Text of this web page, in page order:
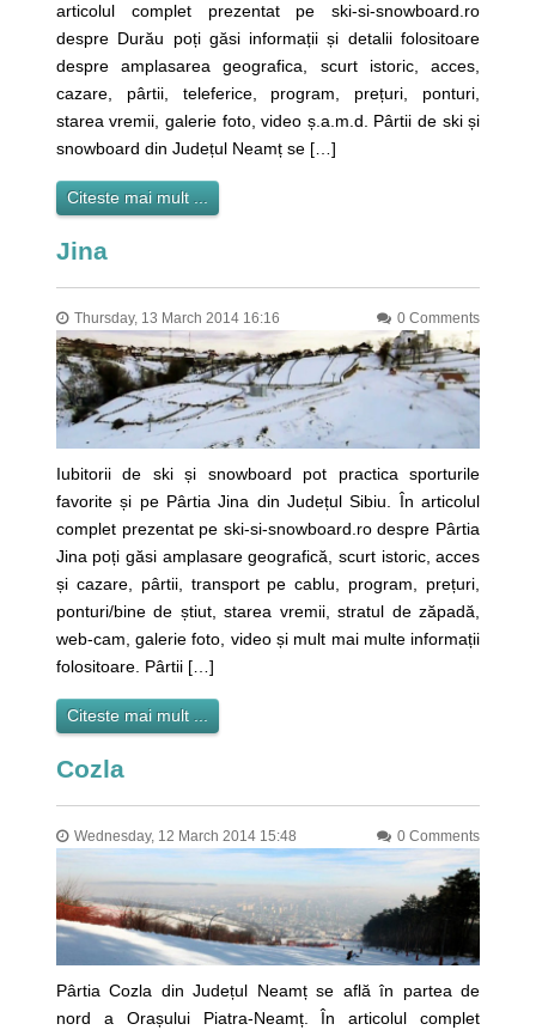
articolul complet prezentat pe ski-si-snowboard.ro
despre Durău poți găsi informații și detalii folositoare
despre amplasarea geografica, scurt istoric, acces,
cazare, pârtii, teleferice, program, prețuri, ponturi,
starea vremii, galerie foto, video ș.a.m.d. Pârtii de ski și
snowboard din Județul Neamț se […]
Citeste mai mult ...
Jina
Thursday, 13 March 2014 16:16 0 Comments
Iubitorii de ski și snowboard pot practica sporturile
favorite și pe Pârtia Jina din Județul Sibiu. În articolul
complet prezentat pe ski-si-snowboard.ro despre Pârtia
Jina poți găsi amplasare geografică, scurt istoric, acces
și cazare, pârtii, transport pe cablu, program, prețuri,
ponturi/bine de știut, starea vremii, stratul de zăpadă,
web-cam, galerie foto, video și mult mai multe informații
folositoare. Pârtii […]
Citeste mai mult ...
Cozla
Wednesday, 12 March 2014 15:48 0 Comments
Pârtia Cozla din Județul Neamț se află în partea de
nord a Orașului Piatra-Neamț. În articolul complet